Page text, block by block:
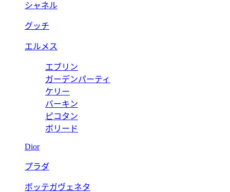
シャネル
グッチ
エルメス
エブリン
ガーデンパーティ
ケリー
バーキン
ピコタン
ボリード
Dior
プラダ
ボッテガヴェネタ